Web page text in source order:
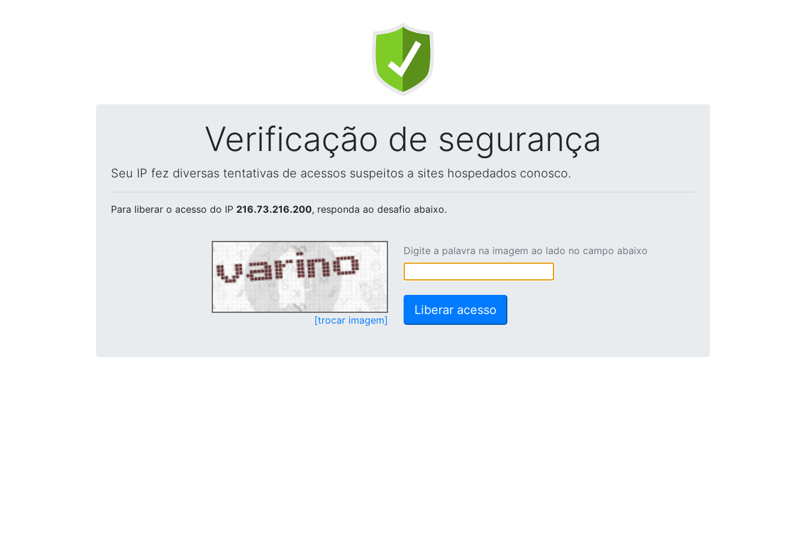
Verificação de segurança
Seu IP fez diversas tentativas de acessos suspeitos a sites hospedados conosco.
Para liberar o acesso do IP 216.73.216.200, responda ao desafio abaixo.
[trocar imagem]
Digite a palavra na imagem ao lado no campo abaixo